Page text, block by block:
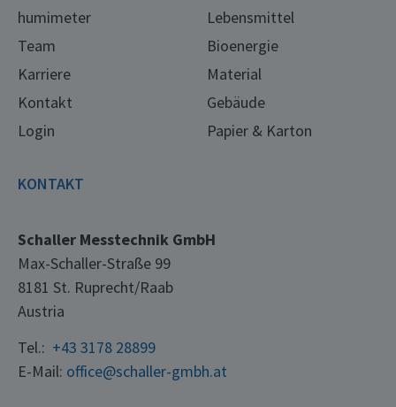
humimeter
Team
Karriere
Kontakt
Login
Lebensmittel
Bioenergie
Material
Gebäude
Papier & Karton
KONTAKT
Schaller Messtechnik GmbH
Max-Schaller-Straße 99
8181 St. Ruprecht/Raab
Austria
Tel.: +43 3178 28899
E-Mail: office@schaller-gmbh.at